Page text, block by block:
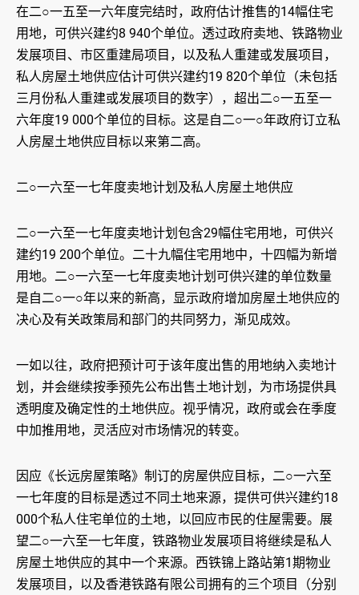
在二○一五至一六年度完结时，政府估计推售的14幅住宅
用地，可供兴建约8 940个单位。透过政府卖地、铁路物业
发展项目、市区重建局项目，以及私人重建或发展项目，
私人房屋土地供应估计可供兴建约19 820个单位（未包括
三月份私人重建或发展项目的数字），超出二○一五至一
六年度19 000个单位的目标。这是自二○一○年政府订立私
人房屋土地供应目标以来第二高。
二○一六至一七年度卖地计划及私人房屋土地供应
二○一六至一七年度卖地计划包含29幅住宅用地，可供兴
建约19 200个单位。二十九幅住宅用地中，十四幅为新增
用地。二○一六至一七年度卖地计划可供兴建的单位数量
是自二○一○年以来的新高，显示政府增加房屋土地供应的
决心及有关政策局和部门的共同努力，渐见成效。
一如以往，政府把预计可于该年度出售的用地纳入卖地计
划，并会继续按季预先公布出售土地计划，为市场提供具
透明度及确定性的土地供应。视乎情况，政府或会在季度
中加推用地，灵活应对市场情况的转变。
因应《长远房屋策略》制订的房屋供应目标，二○一六至
一七年度的目标是透过不同土地来源，提供可供兴建约18
000个私人住宅单位的土地，以回应市民的住屋需要。展
望二○一六至一七年度，铁路物业发展项目将继续是私人
房屋土地供应的其中一个来源。西铁锦上路站第1期物业
发展项目，以及香港铁路有限公司拥有的三个项目（分别